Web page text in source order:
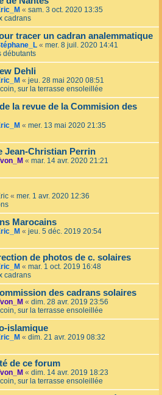
« sam. 3 oct. 2020 13:35
cadrans
tracer un cadran analemmatique
« mer. 8 juil. 2020 14:41
débutants
Dehli
« jeu. 28 mai 2020 08:51
sur la terrasse ensoleillée
la revue de la Commision des
« mer. 13 mai 2020 21:35
Jean-Christian Perrin
« mar. 14 avr. 2020 21:21
« mer. 1 avr. 2020 12:36
Marocains
« jeu. 5 déc. 2019 20:54
de photos de c. solaires
« mar. 1 oct. 2019 16:48
cadrans
des cadrans solaires
« dim. 28 avr. 2019 23:56
sur la terrasse ensoleillée
islamique
« dim. 21 avr. 2019 08:32
de ce forum
« dim. 14 avr. 2019 18:23
sur la terrasse ensoleillée